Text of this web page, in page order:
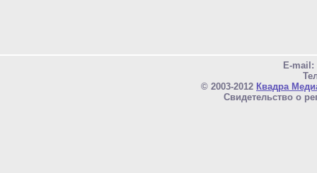
E-mail:
© 2003-2012 Квадра
Свидетельство о